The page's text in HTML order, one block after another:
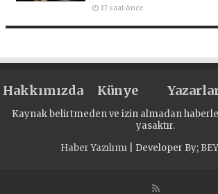
17 saat önce
Hakkımızda Künye
Kaynak belirtmeden ve izin almadan
yasaktır.
Haber Yazılımı | Developer By;